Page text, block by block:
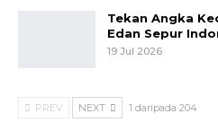
Tekan Angka
Edan Sepur
19 Jul 2026
PREV NEXT 1 daripada 204